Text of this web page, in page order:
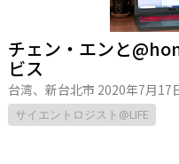
チェン・エンと
ビス
台湾、新台北市 2020年7月17
サイエントロジスト@LIFE